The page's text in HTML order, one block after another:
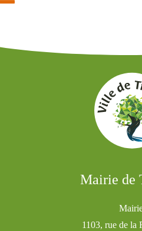
Mairie de
1103, rue de la